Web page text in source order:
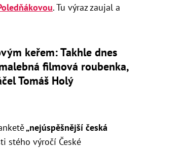
. Tu výraz zaujal a
keřem: Takhle dnes
filmová roubenka,
Tomáš Holý
„nejúspěšnější česká
stého výročí České